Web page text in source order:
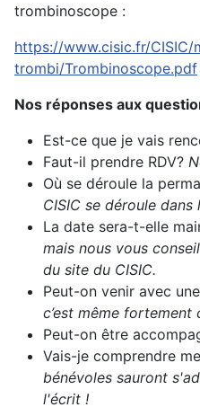
trombinoscope :
https://www.cisic.fr/CISIC/
trombi/Trombinoscope.pdf
Nos réponses aux
Est-ce que je vais
Faut-il prendre RDV?
Où se déroule la
CISIC se déroule dans
La date sera-t-elle
mais nous vous
du site du CISIC.
Peut-on venir avec
c’est même fortement
Peut-on être
Vais-je comprendre
bénévoles sauront
l'écrit !